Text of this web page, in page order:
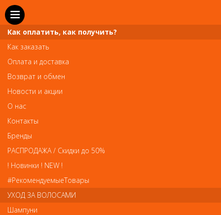
SEO
Как оплатить, как получить?
Как заказать
Оплата и доставка
Возврат и обмен
Новости и акции
О нас
Контакты
Бренды
РАСПРОДАЖА / Скидки до 50%
! Новинки ! NEW !
#РекомендуемыеТовары
УХОД ЗА ВОЛОСАМИ
Шампуни